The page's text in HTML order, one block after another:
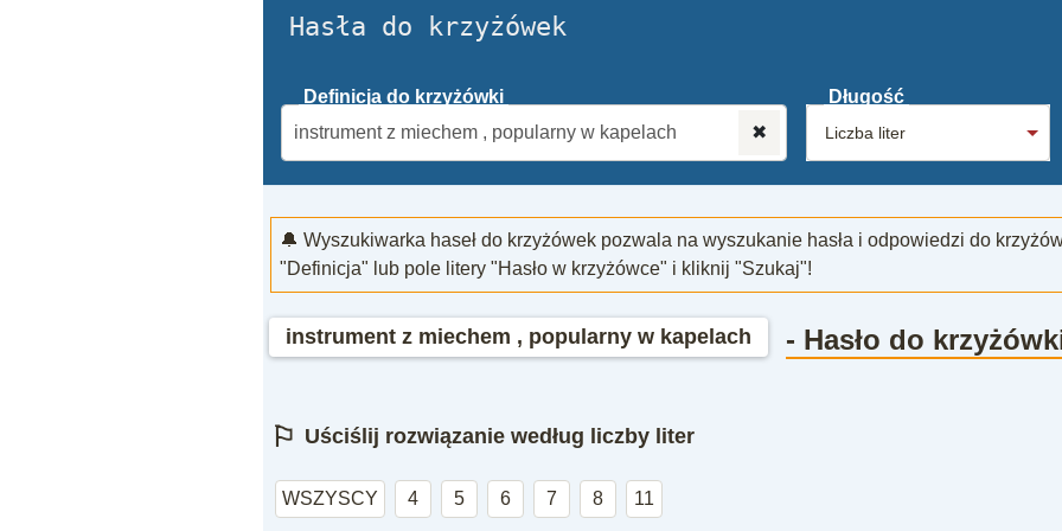
Hasła do krzyżówek
Definicja do krzyżówki
✖
Długość
🔔 Wyszukiwarka haseł do krzyżówek pozwala na wyszukanie hasła i odpowiedzi do
"Definicja" lub pole litery "Hasło w krzyżówce" i kliknij "Szukaj"!
instrument z miechem , popularny w kapelach - Hasło do
⚐ Uściślij rozwiązanie według liczby liter
WSZYSCY 4 5 6 7 8 11